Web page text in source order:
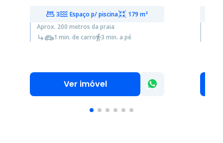
3 Espaço p/ piscina
179 m²
Aprox. 200 metros da praia
1 min. de carro
3 min. a pé
Ver imóvel